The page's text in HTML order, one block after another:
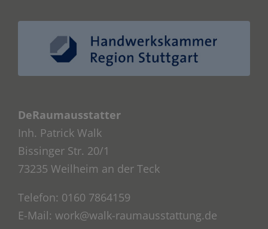
DeRaumausstatter
Inh. Patrick Walk
Bissinger Str. 20/1
73235 Weilheim an der Teck
Telefon: 0160 7864159
E-Mail: work@walk-raumausstattung.de